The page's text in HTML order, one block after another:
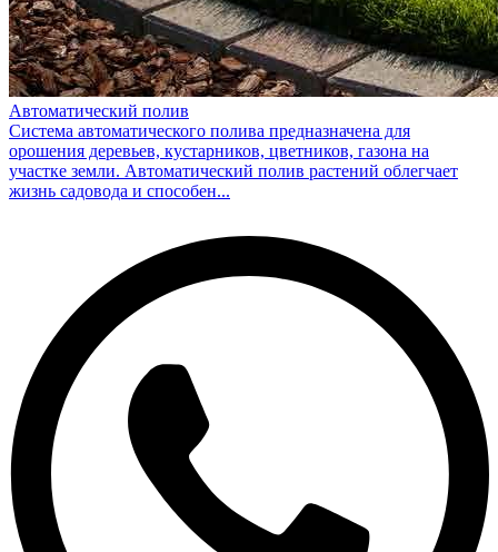
Автоматический полив
Система автоматического полива предназначена для
орошения деревьев, кустарников, цветников, газона на
участке земли. Автоматический полив растений облегчает
жизнь садовода и способен...